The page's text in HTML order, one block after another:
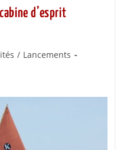
d’esprit
/ Lancements